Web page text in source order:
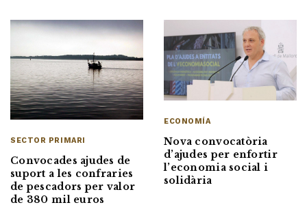
SECTOR PRIMARI
Convocades ajudes de
suport a les confraries
de pescadors per valor
de 380 mil euros
ECONOMÍA
Nova convocatòria
d’ajudes per enfortir
l’economia social i
solidària